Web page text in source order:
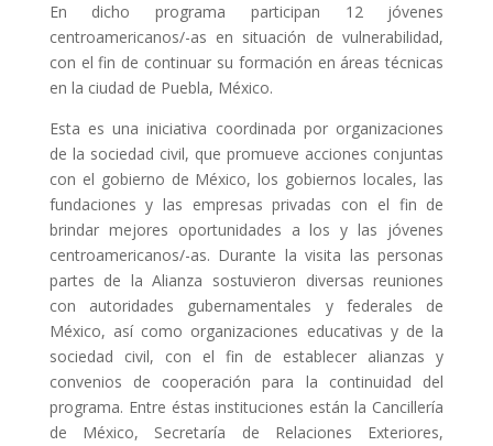
En dicho programa participan 12 jóvenes
centroamericanos/-as en situación de vulnerabilidad,
con el fin de continuar su formación en áreas técnicas
en la ciudad de Puebla, México.
Esta es una iniciativa coordinada por organizaciones
de la sociedad civil, que promueve acciones conjuntas
con el gobierno de México, los gobiernos locales, las
fundaciones y las empresas privadas con el fin de
brindar mejores oportunidades a los y las jóvenes
centroamericanos/-as. Durante la visita las personas
partes de la Alianza sostuvieron diversas reuniones
con autoridades gubernamentales y federales de
México, así como organizaciones educativas y de la
sociedad civil, con el fin de establecer alianzas y
convenios de cooperación para la continuidad del
programa. Entre éstas instituciones están la Cancillería
de México, Secretaría de Relaciones Exteriores,
CONEIX FUNDESPLAI
La Fundació
Missió i valors
Els comptes clars
Memòria d'activitats
Proposta educativa
ACTUALITAT
Notícies
Butlletins